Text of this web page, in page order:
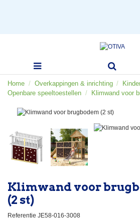
Home Overkappingen & inrichting
Openbare speeltoestellen
Klimwand voor
Klimwand voor
(2 st)
Referentie JE58-016-3008